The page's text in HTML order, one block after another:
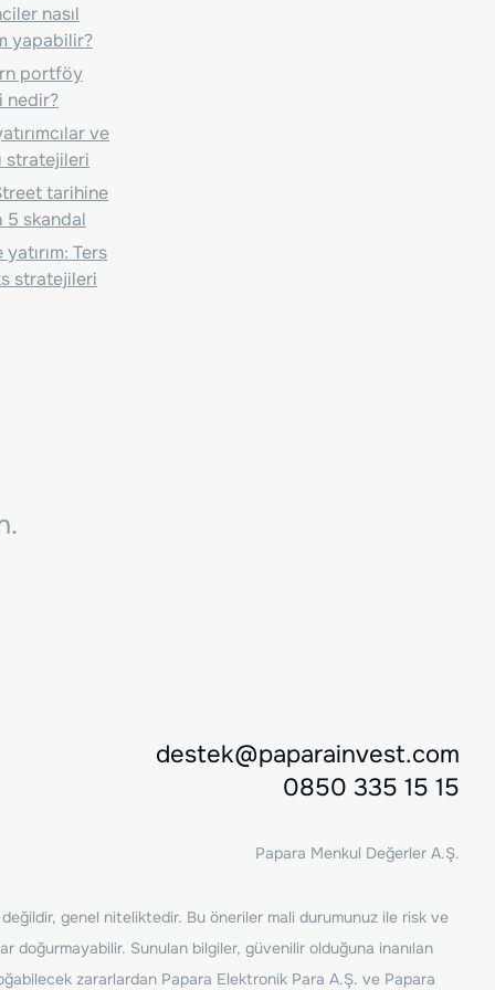
nasıl
yapabilir?
portföy
nedir?
ve
stratejileri
tarihine
5 skandal
Ters
stratejileri
destek@paparainvest.com
0850 335 15 15
Papara Menkul Değerler A.Ş.
değildir, genel niteliktedir. Bu öneriler mali durumunuz ile risk ve
doğurmayabilir. Sunulan bilgiler, güvenilir olduğuna inanılan
zararlardan Papara Elektronik Para A.Ş. ve Papara